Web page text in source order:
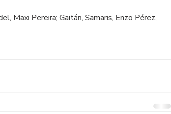
Maxi Pereira; Gaitán, Samaris, Enzo Pérez,